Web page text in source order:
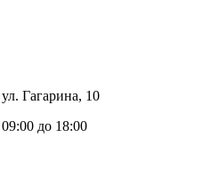
Гагарина, 10
до 18:00